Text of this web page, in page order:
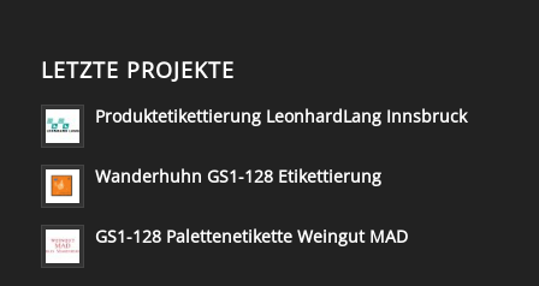
LETZTE PROJEKTE
Produktetikettierung LeonhardLang Innsbruck
Wanderhuhn GS1-128 Etikettierung
GS1-128 Palettenetikette Weingut MAD